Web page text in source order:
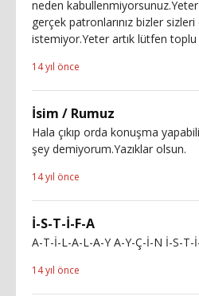
neden
gerçek patronlarınız bizler
istemiyor.Yeter artık lütfen
14 yıl önce
İsim / Rumuz
Hala çıkıp orda konuşma
şey demiyorum.Yazıklar olsun.
14 yıl önce
İ-S-T-İ-F-A
A-T-İ-L-A-L-A-Y A-Y-Ç-İ-N İ-S-T-
14 yıl önce